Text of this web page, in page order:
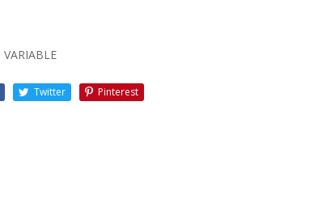
VARIABLE
Twitter Pinterest